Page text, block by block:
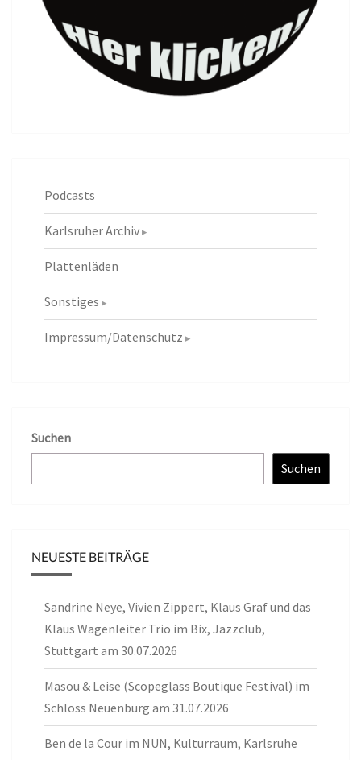
Podcasts
Karlsruher Archiv
Plattenläden
Sonstiges
Impressum/Datenschutz
Suchen
Suchen
NEUESTE BEITRÄGE
Sandrine Neye, Vivien Zippert, Klaus Graf und das
Klaus Wagenleiter Trio im Bix, Jazzclub,
Stuttgart am 30.07.2026
Masou & Leise (Scopeglass Boutique Festival) im
Schloss Neuenbürg am 31.07.2026
Ben de la Cour im NUN, Kulturraum, Karlsruhe